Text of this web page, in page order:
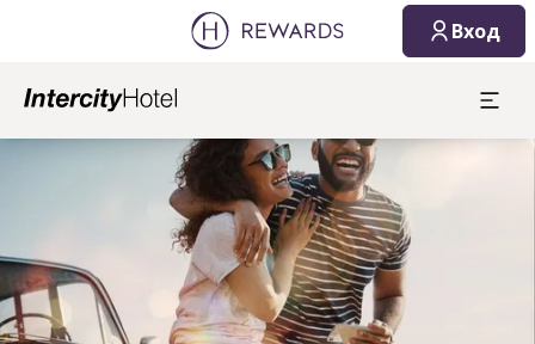
Вход
Слайд 1 из 1
08.08.2026
1 Комната(ы) ⋅ 1 Взрослый